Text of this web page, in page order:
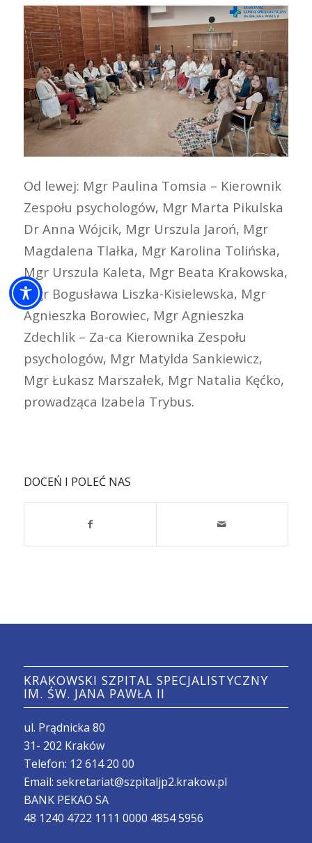
Od lewej: Mgr Paulina Tomsia – Kierownik
Zespołu psychologów, Mgr Marta Pikulska
Dr Anna Wójcik, Mgr Urszula Jaroń, Mgr
Magdalena Tlałka, Mgr Karolina Tolińska,
Mgr Urszula Kaleta, Mgr Beata Krakowska,
Mgr Bogusława Liszka-Kisielewska, Mgr
Agnieszka Borowiec, Mgr Agnieszka
Zdechlik – Za-ca Kierownika Zespołu
psychologów, Mgr Matylda Sankiewicz,
Mgr Łukasz Marszałek, Mgr Natalia Kęćko,
prowadząca Izabela Trybus.
DOCEŃ I POLEĆ NAS
KRAKOWSKI SZPITAL SPECJALISTYCZNY
IM. ŚW. JANA PAWŁA II
ul. Prądnicka 80
31- 202 Kraków
Telefon: 12 614 20 00
Email: sekretariat@szpitaljp2.krakow.pl
BANK PEKAO SA
48 1240 4722 1111 0000 4854 5956